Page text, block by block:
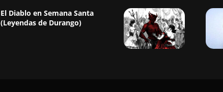
El Diablo en Semana Santa
(Leyendas de Durango)